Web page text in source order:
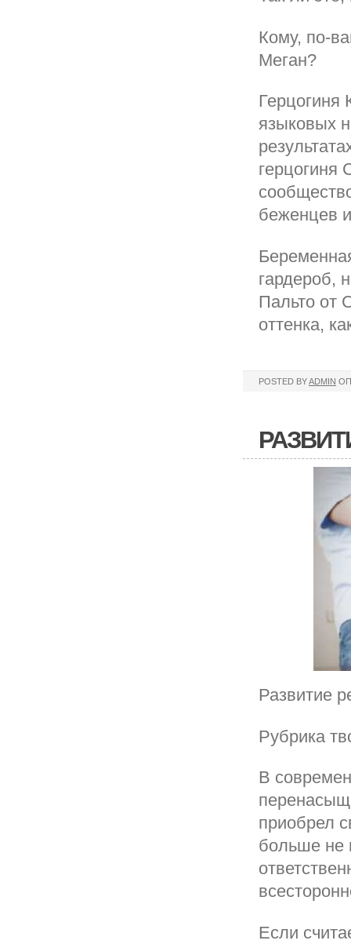
Кому, по-
Меган?
Герцогиня
языковых
герцогиня
беженцев
гардероб,
Пальто от
оттенка,
POSTED BYADMIN
Развитие
Рубрика
В
приобрел
больше не
Если